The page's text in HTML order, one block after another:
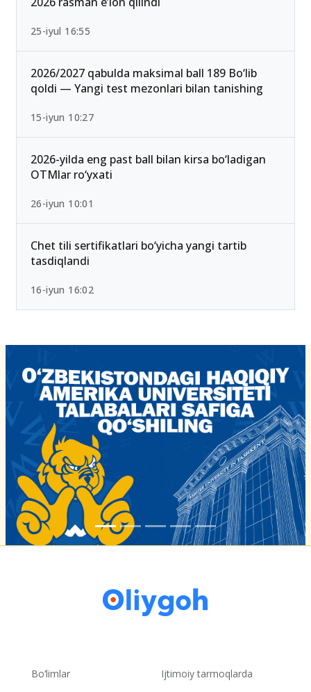
Ichki ishlar vazirligi Akademiyasi o‘tish ballari
2026 rasman e’lon qilindi
25-iyul 16:55
2026/2027 qabulda maksimal ball 189 Bo‘lib
qoldi — Yangi test mezonlari bilan tanishing
15-iyun 10:27
2026-yilda eng past ball bilan kirsa bo‘ladigan
OTMlar ro‘yxati
26-iyun 10:01
Chet tili sertifikatlari bo‘yicha yangi tartib
tasdiqlandi